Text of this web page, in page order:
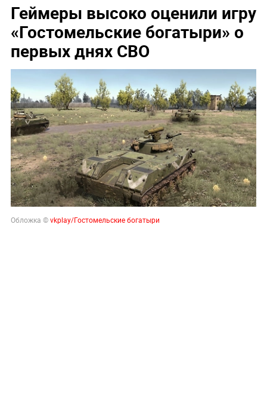
Геймеры высоко оценили игру
«Гостомельские богатыри» о
первых днях СВО
Обложка ©vkplay/Гостомельские богатыри